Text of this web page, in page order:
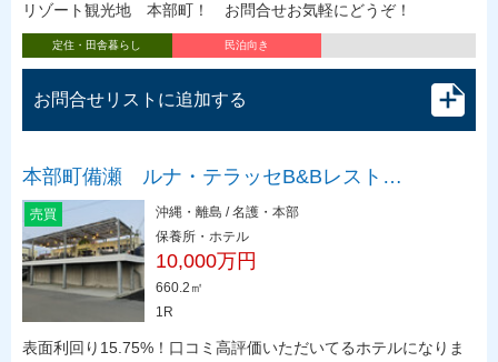
リゾート観光地 本部町！ お問合せお気軽にどうぞ！
定住・田舎暮らし 民泊向き
お問合せリストに追加する
本部町備瀬 ルナ・テラッセB&Bレスト…
売買
沖縄・離島 / 名護・本部
保養所・ホテル
10,000万円
660.2㎡
1R
表面利回り15.75%！口コミ高評価いただいてるホテルになりま